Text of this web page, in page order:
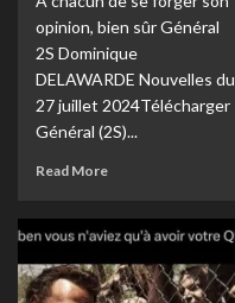
opinion, bien sûr Général
2S Dominique
DELAWARDE Nouvelles du
27 juillet 2024Télécharger
Général (2S)...
Read More